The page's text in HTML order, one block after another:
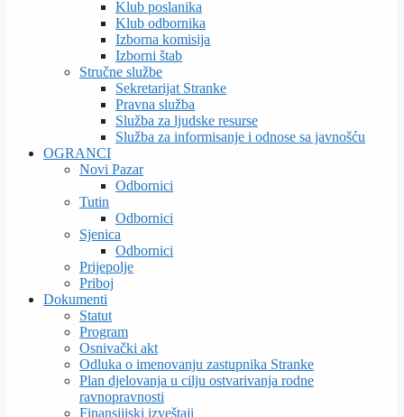
Klub poslanika
Klub odbornika
Izborna komisija
Izborni štab
Stručne službe
Sekretarijat Stranke
Pravna služba
Služba za ljudske resurse
Služba za informisanje i odnose sa javnošću
OGRANCI
Novi Pazar
Odbornici
Tutin
Odbornici
Sjenica
Odbornici
Prijepolje
Priboj
Dokumenti
Statut
Program
Osnivački akt
Odluka o imenovanju zastupnika Stranke
Plan djelovanja u cilju ostvarivanja rodne
ravnopravnosti
Finansijiski izveštaji